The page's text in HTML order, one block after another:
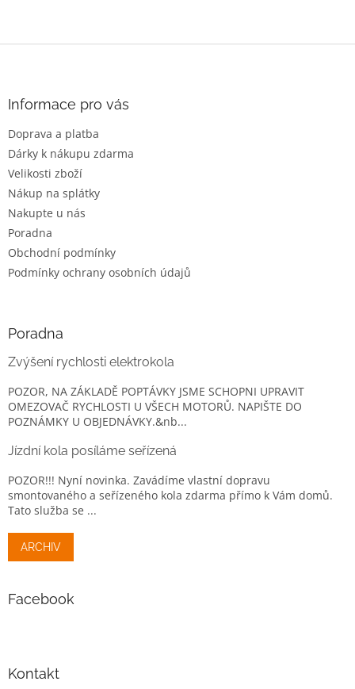
Informace pro vás
Doprava a platba
Dárky k nákupu zdarma
Velikosti zboží
Nákup na splátky
Nakupte u nás
Poradna
Obchodní podmínky
Podmínky ochrany osobních údajů
Poradna
Zvýšení rychlosti elektrokola
POZOR, NA ZÁKLADĚ POPTÁVKY JSME SCHOPNI UPRAVIT
OMEZOVAČ RYCHLOSTI U VŠECH MOTORŮ. NAPIŠTE DO
POZNÁMKY U OBJEDNÁVKY.&nb...
Jízdní kola posíláme seřízená
POZOR!!! Nyní novinka. Zavádíme vlastní dopravu
smontovaného a seřízeného kola zdarma přímo k Vám domů.
Tato služba se ...
ARCHIV
Facebook
Kontakt